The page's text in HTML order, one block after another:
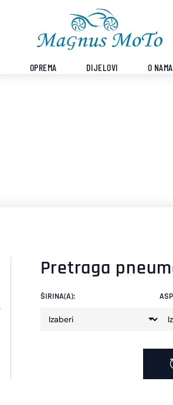
OPREMA DIJELOVI O NAMA
Pretraga
ŠIRINA(A):